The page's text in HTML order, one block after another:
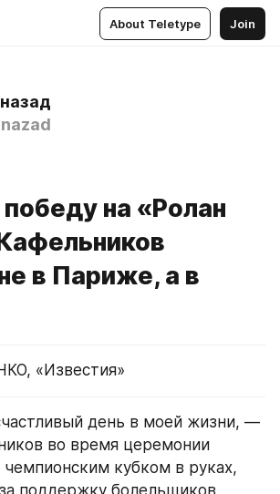
About Teletype Join
на «Ролан
в Париже, а в
«Известия»
день в моей жизни, —
во время церемонии
чемпионским кубком в руках,
поддержку болельщиков,